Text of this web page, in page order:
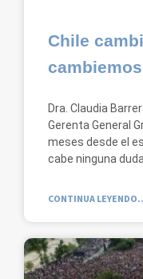
Chile
Dra. Claudia
Gerenta General
meses desde el
cabe ninguna duda
CONTINUA